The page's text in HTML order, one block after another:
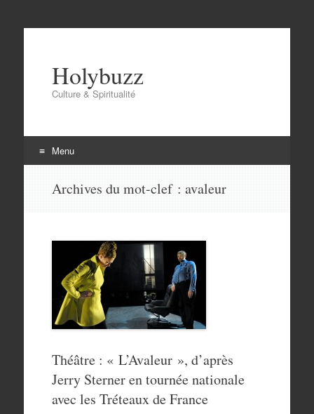
Holybuzz
Culture & Spiritualité
Menu
Archives du mot-clef : avaleur
Théâtre : « L’Avaleur », d’après
Jerry Sterner en tournée nationale
avec les Tréteaux de France